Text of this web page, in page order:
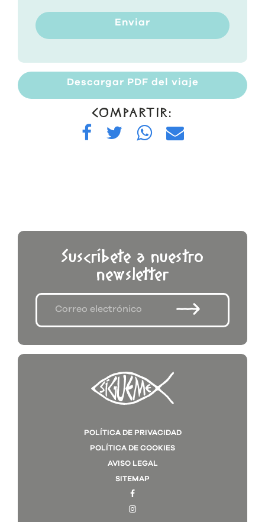
Enviar
Descargar PDF del viaje
COMPARTIR:
Suscríbete a nuestro
newsletter
POLÍTICA DE PRIVACIDAD
POLÍTICA DE COOKIES
AVISO LEGAL
SITEMAP